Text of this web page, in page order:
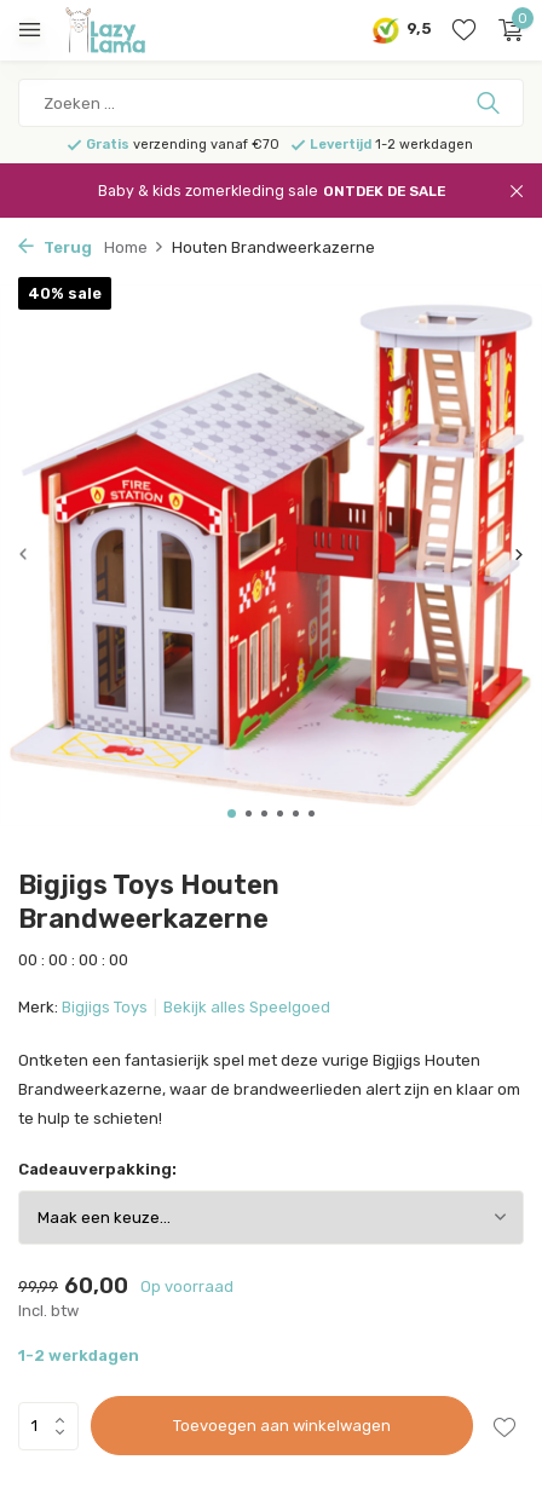
9,5
0
Gratis verzending vanaf €70 Levertijd1-2 werkdagen
Baby & kids zomerkleding sale ONTDEK DE SALE
Terug Home Houten Brandweerkazerne
Bigjigs Toys Houten
Brandweerkazerne
40% sale
00 : 00 : 00 : 00
Merk: Bigjigs Toys Bekijk alles Speelgoed
Ontketen een fantasierijk spel met deze vurige Bigjigs Houten
Brandweerkazerne, waar de brandweerlieden alert zijn en klaar om
te hulp te schieten!
Cadeauverpakking:
99,99 60,00
Op voorraad
Incl. btw
1-2 werkdagen
Toevoegen aan winkelwagen